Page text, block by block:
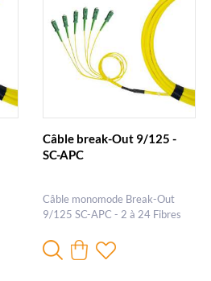
Câble break-Out 9/125 -
SC-APC
Câble monomode Break-Out
9/125 SC-APC - 2 à 24 Fibres